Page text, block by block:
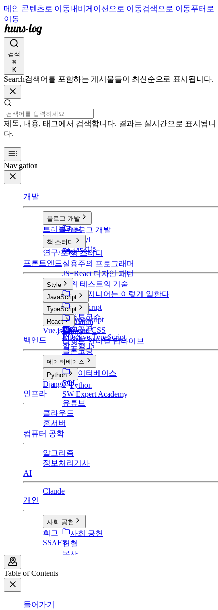
메인 콘텐츠로 이동내비게이션으로 이동검색으로 이동푸터로
이동
검색
⌘
K
Search검색어를 포함하는 게시물들이 최신순으로 표시됩니다.
제목, 내용, 태그에서 검색합니다. 결과는 실시간으로 표시됩니
다.
Navigation
개발
블로그 개발
블로그 개발
v1: Jekyll
v2: Next.js
트러블슈팅
책 스터디
책 스터디
실용주의 프로그래머
JS+React 디자인 패턴
단위 테스트의 기술
구글 엔지니어는 이렇게 일한다
연구/조사
프론트엔드
Style
Style
CSS
SCSS
BootStrap
Tailwind CSS
JavaScript
JavaScript
부스트코스
클론코딩
JS CS
함수형 JS
TypeScript
TypeScript
Basic
Effective TypeScript
React
React
리액트 인터널 딥다이브
클론코딩
Vue.js
백엔드
데이터베이스
데이터베이스
SQL
Python
Python
SW Expert Academy
유튜브
Django
인프라
클라우드
홈서버
컴퓨터 공학
알고리즘
정보처리기사
AI
Claude
개인
사회 공헌
사회 공헌
헌혈
봉사
회고
SSAFY
Table of Contents
들어가기